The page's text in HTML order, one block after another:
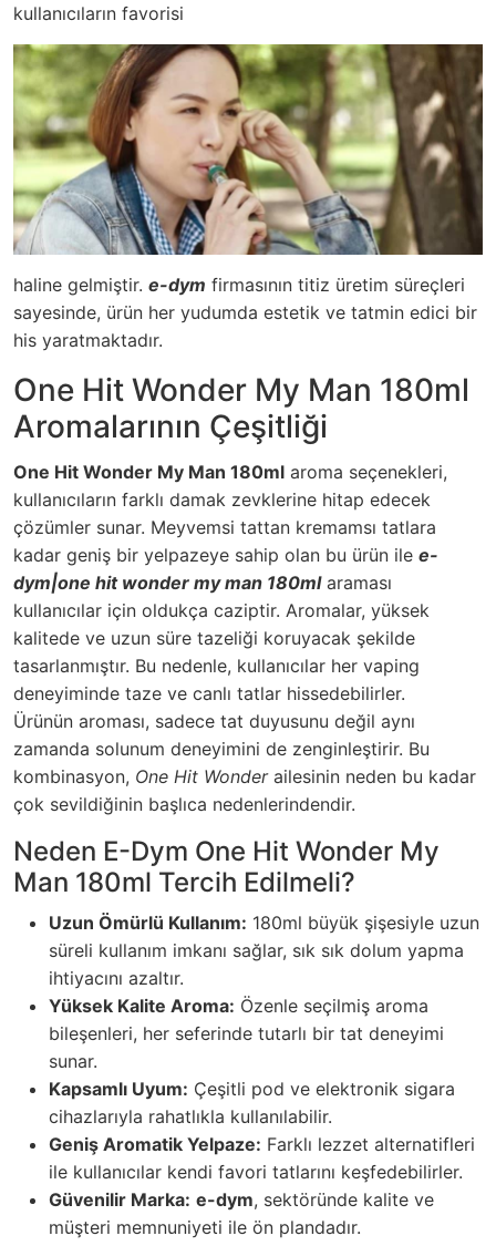
kullanıcıların favorisi
haline gelmiştir. e-dym firmasının titiz üretim süreçleri
sayesinde, ürün her yudumda estetik ve tatmin edici bir
his yaratmaktadır.
One Hit Wonder My Man 180ml
Aromalarının Çeşitliği
One Hit Wonder My Man 180ml aroma seçenekleri,
kullanıcıların farklı damak zevklerine hitap edecek
çözümler sunar. Meyvemsi tattan kremamsı tatlara
kadar geniş bir yelpazeye sahip olan bu ürün ile e-
dym|one hit wonder my man 180mlaraması
kullanıcılar için oldukça caziptir. Aromalar, yüksek
kalitede ve uzun süre tazeliği koruyacak şekilde
tasarlanmıştır. Bu nedenle, kullanıcılar her vaping
deneyiminde taze ve canlı tatlar hissedebilirler.
Ürünün aroması, sadece tat duyusunu değil aynı
zamanda solunum deneyimini de zenginleştirir. Bu
kombinasyon, One Hit Wonderailesinin neden bu kadar
çok sevildiğinin başlıca nedenlerindendir.
Neden E-Dym One Hit Wonder My
Man 180ml Tercih Edilmeli?
Uzun Ömürlü Kullanım: 180ml büyük şişesiyle uzun
süreli kullanım imkanı sağlar, sık sık dolum yapma
ihtiyacını azaltır.
Yüksek Kalite Aroma: Özenle seçilmiş aroma
bileşenleri, her seferinde tutarlı bir tat deneyimi
sunar.
Kapsamlı Uyum: Çeşitli pod ve elektronik sigara
cihazlarıyla rahatlıkla kullanılabilir.
Geniş Aromatik Yelpaze: Farklı lezzet alternatifleri
ile kullanıcılar kendi favori tatlarını keşfedebilirler.
Güvenilir Marka: e-dym, sektöründe kalite ve
müşteri memnuniyeti ile ön plandadır.